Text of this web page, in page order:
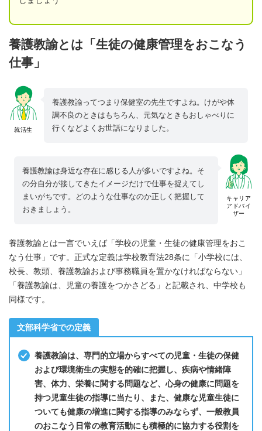
養護教諭とは「生徒の健康管理をおこなう
仕事」
就活生
養護教諭ってつまり保健室の先生ですよね。けがや体
調不良のときはもちろん、元気なときもおしゃべりに
行くなどよくお世話になりました。
キャリア
アドバイ
ザー
養護教諭は身近な存在に感じる人が多いですよね。そ
の分自分が接してきたイメージだけで仕事を捉えてし
まいがちです。どのような仕事なのか正しく把握して
おきましょう。
養護教諭とは一言でいえば「学校の児童・生徒の健康管理をおこ
なう仕事」です。正式な定義は学校教育法28条に「小学校には、
校長、教頭、養護教諭および事務職員を置かなければならない」
「養護教諭は、児童の養護をつかさどる」と記載され、中学校も
同様です。
文部科学省での定義
養護教諭は、専門的立場からすべての児童・生徒の保健
および環境衛生の実態を的確に把握し、疾病や情緒障
害、体力、栄養に関する問題など、心身の健康に問題を
持つ児童生徒の指導に当たり、また、健康な児童生徒に
ついても健康の増進に関する指導のみならず、一般教員
のおこなう日常の教育活動にも積極的に協力する役割を